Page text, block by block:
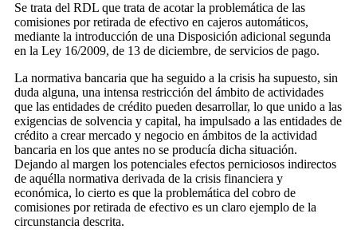
Se trata del RDL que trata de acotar la problemática de las
comisiones por retirada de efectivo en cajeros automáticos,
mediante la introducción de una Disposición adicional segunda
en la Ley 16/2009, de 13 de diciembre, de servicios de pago.
La normativa bancaria que ha seguido a la crisis ha supuesto, sin
duda alguna, una intensa restricción del ámbito de actividades
que las entidades de crédito pueden desarrollar, lo que unido a las
exigencias de solvencia y capital, ha impulsado a las entidades de
crédito a crear mercado y negocio en ámbitos de la actividad
bancaria en los que antes no se producía dicha situación.
Dejando al margen los potenciales efectos perniciosos indirectos
de aquélla normativa derivada de la crisis financiera y
económica, lo cierto es que la problemática del cobro de
comisiones por retirada de efectivo es un claro ejemplo de la
circunstancia descrita.